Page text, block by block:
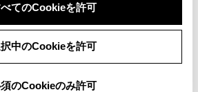
てのCookieを許可
中のCookieを許可
のCookieのみ許可
スポーティさを演出
ド専用樹脂フルキャッ